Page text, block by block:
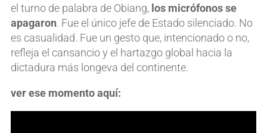
el turno de palabra de Obiang, los micrófonos se
apagaron. Fue el único jefe de Estado silenciado. No
es casualidad. Fue un gesto que, intencionado o no,
refleja el cansancio y el hartazgo global hacia la
dictadura más longeva del continente.
ver ese momento aquí: